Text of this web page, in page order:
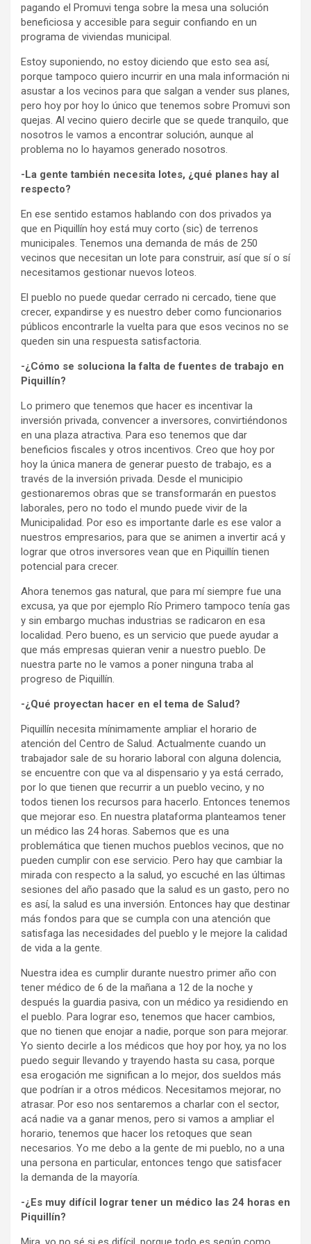
pagando el Promuvi tenga sobre la mesa una solución
beneficiosa y accesible para seguir confiando en un
programa de viviendas municipal.
Estoy suponiendo, no estoy diciendo que esto sea así,
porque tampoco quiero incurrir en una mala información ni
asustar a los vecinos para que salgan a vender sus planes,
pero hoy por hoy lo único que tenemos sobre Promuvi son
quejas. Al vecino quiero decirle que se quede tranquilo, que
nosotros le vamos a encontrar solución, aunque al
problema no lo hayamos generado nosotros.
-La gente también necesita lotes, ¿qué planes hay al
respecto?
En ese sentido estamos hablando con dos privados ya
que en Piquillín hoy está muy corto (sic) de terrenos
municipales. Tenemos una demanda de más de 250
vecinos que necesitan un lote para construir, así que sí o sí
necesitamos gestionar nuevos loteos.
El pueblo no puede quedar cerrado ni cercado, tiene que
crecer, expandirse y es nuestro deber como funcionarios
públicos encontrarle la vuelta para que esos vecinos no se
queden sin una respuesta satisfactoria.
-¿Cómo se soluciona la falta de fuentes de trabajo en
Piquillín?
Lo primero que tenemos que hacer es incentivar la
inversión privada, convencer a inversores, convirtiéndonos
en una plaza atractiva. Para eso tenemos que dar
beneficios fiscales y otros incentivos. Creo que hoy por
hoy la única manera de generar puesto de trabajo, es a
través de la inversión privada. Desde el municipio
gestionaremos obras que se transformarán en puestos
laborales, pero no todo el mundo puede vivir de la
Municipalidad. Por eso es importante darle es ese valor a
nuestros empresarios, para que se animen a invertir acá y
lograr que otros inversores vean que en Piquillín tienen
potencial para crecer.
Ahora tenemos gas natural, que para mí siempre fue una
excusa, ya que por ejemplo Río Primero tampoco tenía gas
y sin embargo muchas industrias se radicaron en esa
localidad. Pero bueno, es un servicio que puede ayudar a
que más empresas quieran venir a nuestro pueblo. De
nuestra parte no le vamos a poner ninguna traba al
progreso de Piquillín.
-¿Qué proyectan hacer en el tema de Salud?
Piquillín necesita mínimamente ampliar el horario de
atención del Centro de Salud. Actualmente cuando un
trabajador sale de su horario laboral con alguna dolencia,
se encuentre con que va al dispensario y ya está cerrado,
por lo que tienen que recurrir a un pueblo vecino, y no
todos tienen los recursos para hacerlo. Entonces tenemos
que mejorar eso. En nuestra plataforma planteamos tener
un médico las 24 horas. Sabemos que es una
problemática que tienen muchos pueblos vecinos, que no
pueden cumplir con ese servicio. Pero hay que cambiar la
mirada con respecto a la salud, yo escuché en las últimas
sesiones del año pasado que la salud es un gasto, pero no
es así, la salud es una inversión. Entonces hay que destinar
más fondos para que se cumpla con una atención que
satisfaga las necesidades del pueblo y le mejore la calidad
de vida a la gente.
Nuestra idea es cumplir durante nuestro primer año con
tener médico de 6 de la mañana a 12 de la noche y
después la guardia pasiva, con un médico ya residiendo en
el pueblo. Para lograr eso, tenemos que hacer cambios,
que no tienen que enojar a nadie, porque son para mejorar.
Yo siento decirle a los médicos que hoy por hoy, ya no los
puedo seguir llevando y trayendo hasta su casa, porque
esa erogación me significan a lo mejor, dos sueldos más
que podrían ir a otros médicos. Necesitamos mejorar, no
atrasar. Por eso nos sentaremos a charlar con el sector,
acá nadie va a ganar menos, pero si vamos a ampliar el
horario, tenemos que hacer los retoques que sean
necesarios. Yo me debo a la gente de mi pueblo, no a una
una persona en particular, entonces tengo que satisfacer
la demanda de la mayoría.
-¿Es muy difícil lograr tener un médico las 24 horas en
Piquillín?